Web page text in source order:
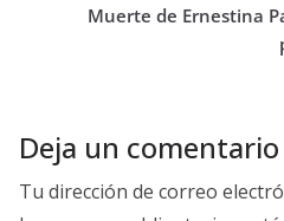
Muerte de Ernestina
Deja un comentario
Tu dirección de correo